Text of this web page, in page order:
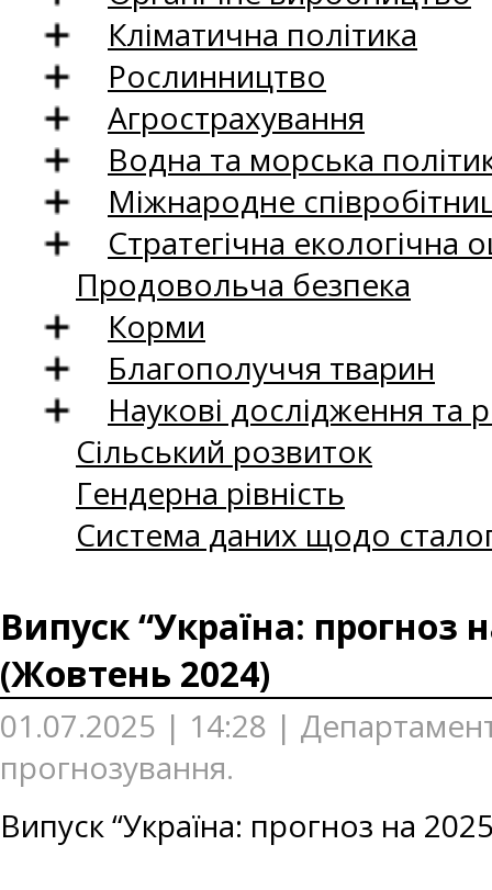
Кліматична політика
Рослинництво
Агрострахування
Водна та морська
Міжнародне
Стратегічна екологічна
Продовольча безпека
Корми
Благополуччя тварин
Наукові дослідження та
Сільський розвиток
Гендерна рівність
Система даних щодо
Випуск “Україна: прогноз
(Жовтень 2024)
01.07.2025 | 14:28 |
прогнозування.
Випуск “Україна: прогноз на